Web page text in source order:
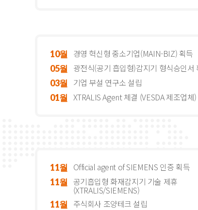
10월 경영 혁신형 중소기업(MAIN-BIZ) 획득
05월 광전식(공기 흡입형)감지기 형식승인서
03월 기업 부설 연구소 설립
01월 XTRALIS Agent 체결 (VESDA 제조업체)
11월 Official agent of SIEMENS 인증 획득
11월 공기흡입형 화재감지기 기술 제휴
(XTRALIS/SIEMENS)
11월 주식회사 조양테크 설립